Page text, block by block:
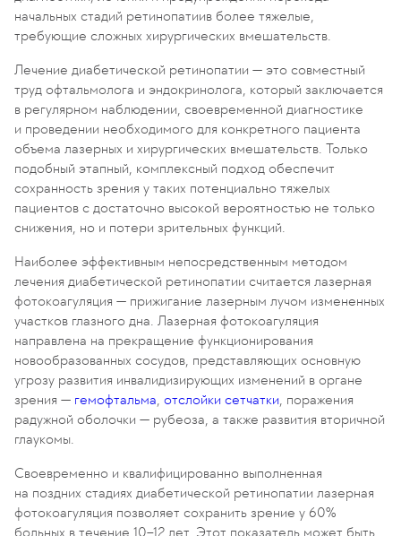
начальных стадий ретинопатиив более тяжелые,
требующие сложных хирургических вмешательств.
Лечение диабетической ретинопатии — это совместный
труд офтальмолога и эндокринолога, который заключается
в регулярном наблюдении, своевременной диагностике
и проведении необходимого для конкретного пациента
объема лазерных и хирургических вмешательств. Только
подобный этапный, комплексный подход обеспечит
сохранность зрения у таких потенциально тяжелых
пациентов с достаточно высокой вероятностью не только
снижения, но и потери зрительных функций.
Наиболее эффективным непосредственным методом
лечения диабетической ретинопатии считается лазерная
фотокоагуляция — прижигание лазерным лучом измененных
участков глазного дна. Лазерная фотокоагуляция
направлена на прекращение функционирования
новообразованных сосудов, представляющих основную
угрозу развития инвалидизирующих изменений в органе
зрения — гемофтальма, отслойки сетчатки, поражения
радужной оболочки — рубеоза, а также развития вторичной
глаукомы.
Своевременно и квалифицированно выполненная
на поздних стадиях диабетической ретинопатии лазерная
фотокоагуляция позволяет сохранить зрение у 60%
больных в течение 10–12 лет. Этот показатель может быть